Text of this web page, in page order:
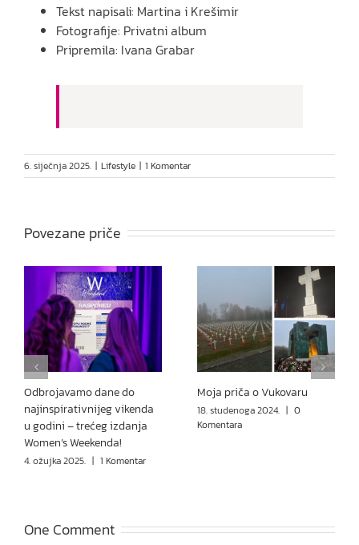
Tekst napisali: Martina i Krešimir
Fotografije: Privatni album
Pripremila: Ivana Grabar
6. siječnja 2025. | Lifestyle | 1 Komentar
Povezane priče
Odbrojavamo dane do
najinspirativnijeg vikenda
u godini – trećeg izdanja
Women’s Weekenda!
4. ožujka 2025. | 1 Komentar
Moja priča o Vukovaru
18. studenoga 2024. | 0
Komentara
One Comment